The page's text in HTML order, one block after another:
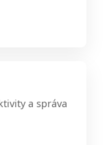
a správa